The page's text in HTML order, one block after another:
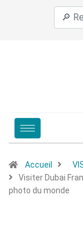
Accueil
Visiter Dubai
photo du monde